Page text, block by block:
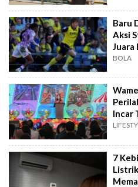
Baru
Aksi
Juara
BOLA
Incar
7